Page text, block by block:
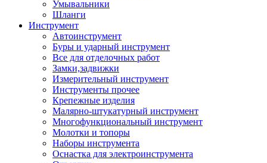
Умывальники
Шланги
Инструмент
Автоинструмент
Буры и ударный инструмент
Все для отделочных работ
Замки,задвижки
Измерительный инструмент
Инструменты прочее
Крепежные изделия
Малярно-штукатурный инструмент
Многофункциональный инструмент
Молотки и топоры
Наборы инструмента
Оснастка для электроинструмента